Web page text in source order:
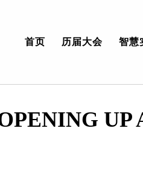
首页 历届大会 智慧